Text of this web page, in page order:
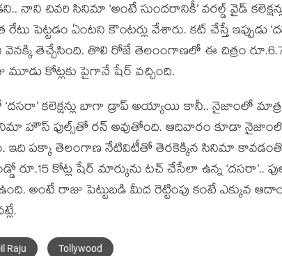
నాని చివరి సినిమా ‘అంటే సుందరానికీ’ వరల్డ్ వైడ్
పెట్టడం ఏంటని కౌంటర్లు వేశారు. కట్ చేస్తే ఇప్పుడు
వెనక్కి తెచ్చేసింది. తొలి రోజే తెలంంగాణలో ఈ చిత్రం
కోట్లకు పైగానే షేర్ వచ్చింది.
‘దసరా’ కలెక్షన్లు బాగా డ్రాప్ అయ్యాయి కానీ.. నైజాంలో
హౌస్ ఫుల్స్‌తో రన్ అవుతోంది. ఆదివారం కూడా
ఇది పక్కా తెలంగాణ నేటివిటీతో తెరకెక్కిన సినిమా
రూ.15 కోట్ల షేర్ మార్కును టచ్ చేసేలా ఉన్న ‘దసరా’..
అంటే రాజు పెట్టుబడి మీద రెట్టింపు కంటే ఎక్కువ
Raju Tollywood